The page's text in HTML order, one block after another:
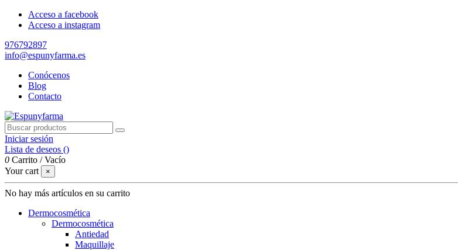
Acceso a facebook
Acceso a instagram
976792897
info@espunyfarma.es
Conócenos
Blog
Contacto
Iniciar sesión
Lista de deseos ()
0 Carrito /Vacío
Your cart
×
No hay más artículos en su carrito
Dermocosmética
Dermocosmética
Antiedad
Maquillaje